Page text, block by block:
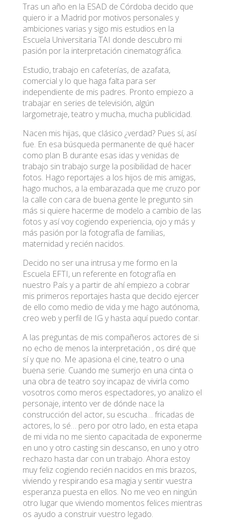
Tras un año en la ESAD de Córdoba decido que
quiero ir a Madrid por motivos personales y
ambiciones varias y sigo mis estudios en la
Escuela Universitaria TAI donde descubro mi
pasión por la interpretación cinematográfica.
Estudio, trabajo en cafeterías, de azafata,
comercial y lo que haga falta para ser
independiente de mis padres. Pronto empiezo a
trabajar en series de televisión, algún
largometraje, teatro y mucha, mucha publicidad.
Nacen mis hijas, que clásico ¿verdad? Pues sí, así
fue. En esa búsqueda permanente de qué hacer
como plan B durante esas idas y venidas de
trabajo sin trabajo surge la posibilidad de hacer
fotos. Hago reportajes a los hijos de mis amigas,
hago muchos, a la embarazada que me cruzo por
la calle con cara de buena gente le pregunto sin
más si quiere hacerme de modelo a cambio de las
fotos y así voy cogiendo experiencia, ojo y más y
más pasión por la fotografía de familias,
maternidad y recién nacidos.
Decido no ser una intrusa y me formo en la
Escuela EFTI, un referente en fotografía en
nuestro País y a partir de ahí empiezo a cobrar
mis primeros reportajes hasta que decido ejercer
de ello como medio de vida y me hago autónoma,
creo web y perfil de IG y hasta aquí puedo contar.
A las preguntas de mis compañeros actores de si
no echo de menos la interpretación , os diré que
sí y que no. Me apasiona el cine, teatro o una
buena serie. Cuando me sumerjo en una cinta o
una obra de teatro soy incapaz de vivirla como
vosotros como meros espectadores, yo analizo el
personaje, intento ver de dónde nace la
construcción del actor, su escucha… fricadas de
actores, lo sé… pero por otro lado, en esta etapa
de mi vida no me siento capacitada de exponerme
en uno y otro casting sin descanso, en uno y otro
rechazo hasta dar con un trabajo. Ahora estoy
muy feliz cogiendo recién nacidos en mis brazos,
viviendo y respirando esa magia y sentir vuestra
esperanza puesta en ellos. No me veo en ningún
otro lugar que viviendo momentos felices mientras
os ayudo a construir vuestro legado.